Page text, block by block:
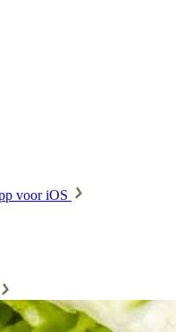
voor iOS